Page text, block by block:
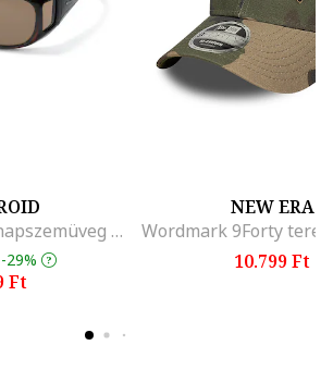
Polarizált wrap napszemüveg rugalmas pánttal
-29%
Ft
NEW ERA
10.799 Ft